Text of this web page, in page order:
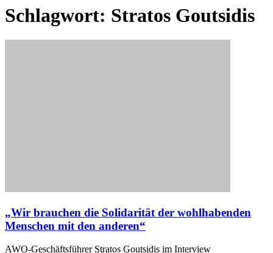
Schlagwort: Stratos Goutsidis
„Wir brauchen die Solidarität der wohlhabenden
Menschen mit den anderen“
AWO-Geschäftsführer Stratos Goutsidis im Interview